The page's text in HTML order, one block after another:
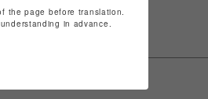
the page before translation.
in advance.